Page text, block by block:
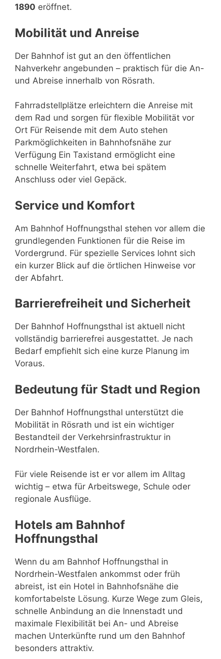
1890 eröffnet.
Mobilität und Anreise
Der Bahnhof ist gut an den öffentlichen
Nahverkehr angebunden – praktisch für die An-
und Abreise innerhalb von Rösrath.
Fahrradstellplätze erleichtern die Anreise mit
dem Rad und sorgen für flexible Mobilität vor
Ort Für Reisende mit dem Auto stehen
Parkmöglichkeiten in Bahnhofsnähe zur
Verfügung Ein Taxistand ermöglicht eine
schnelle Weiterfahrt, etwa bei spätem
Anschluss oder viel Gepäck.
Service und Komfort
Am Bahnhof Hoffnungsthal stehen vor allem die
grundlegenden Funktionen für die Reise im
Vordergrund. Für spezielle Services lohnt sich
ein kurzer Blick auf die örtlichen Hinweise vor
der Abfahrt.
Barrierefreiheit und Sicherheit
Der Bahnhof Hoffnungsthal ist aktuell nicht
vollständig barrierefrei ausgestattet. Je nach
Bedarf empfiehlt sich eine kurze Planung im
Voraus.
Bedeutung für Stadt und Region
Der Bahnhof Hoffnungsthal unterstützt die
Mobilität in Rösrath und ist ein wichtiger
Bestandteil der Verkehrsinfrastruktur in
Nordrhein-Westfalen.
Für viele Reisende ist er vor allem im Alltag
wichtig – etwa für Arbeitswege, Schule oder
regionale Ausflüge.
Hotels am Bahnhof
Hoffnungsthal
Wenn du am Bahnhof Hoffnungsthal in
Nordrhein-Westfalen ankommst oder früh
abreist, ist ein Hotel in Bahnhofsnähe die
komfortabelste Lösung. Kurze Wege zum Gleis,
schnelle Anbindung an die Innenstadt und
maximale Flexibilität bei An- und Abreise
machen Unterkünfte rund um den Bahnhof
besonders attraktiv.